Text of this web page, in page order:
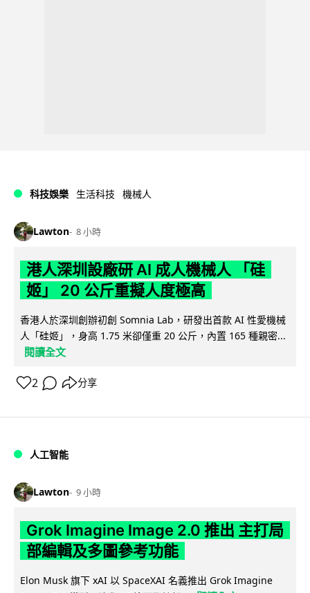
科技娛樂 生活科技 機械人
Lawton 8 小時
港人深圳設廠研 AI 成人機械人 「硅
姬」 20 公斤重擬人度極高
香港人於深圳創辦初創 Somnia Lab，研發出首款 AI 性愛機械
人「硅姬」，身高 1.75 米卻僅重 20 公斤，內置 165 種親密...
閱讀全文
2 分享
人工智能
Lawton 9 小時
Grok Imagine Image 2.0 推出 主打局
部編輯及多圖參考功能
Elon Musk 旗下 xAI 以 SpaceXAI 名義推出 Grok Imagine